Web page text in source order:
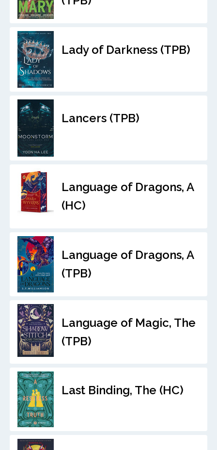
Lady of Darkness (TPB)
Lancers (TPB)
Language of Dragons, A
(HC)
Language of Dragons, A
(TPB)
Language of Magic, The
(TPB)
Last Binding, The (HC)